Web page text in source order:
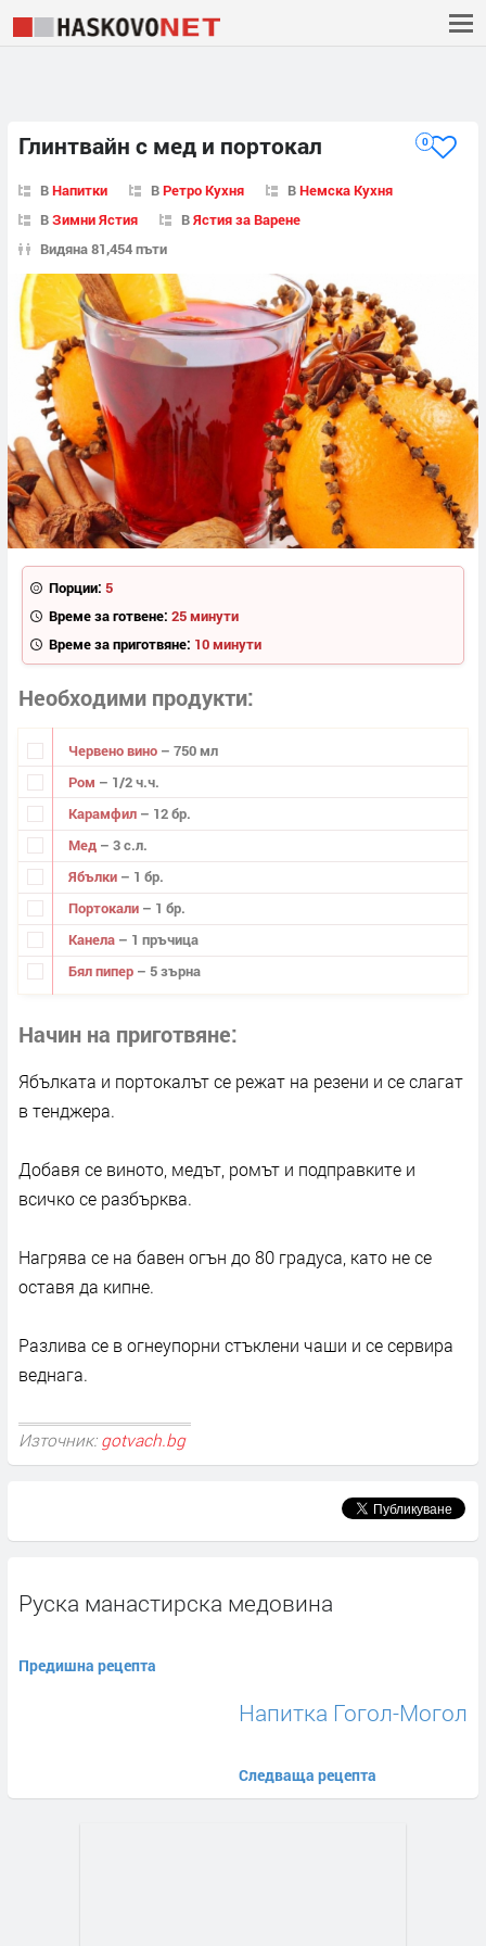
Глинтвайн с мед и портокал 0
ВНапитки ВРетро Кухня ВНемска Кухня
ВЗимни Ястия ВЯстия за Варене
Видяна 81,454 пъти
Порции: 5
Време за готвене: 25 минути
Време за приготвяне: 10 минути
Необходими продукти
Червено вино – 750 мл
Ром – 1/2 ч.ч.
Карамфил – 12 бр.
Мед – 3 с.л.
Ябълки – 1 бр.
Портокали – 1 бр.
Канела – 1 пръчица
Бял пипер – 5 зърна
Начин на приготвяне
Ябълката и портокалът се режат на резени и се слагат
в тенджера.
Добавя се виното, медът, ромът и подправките и
всичко се разбърква.
Нагрява се на бавен огън до 80 градуса, като не се
оставя да кипне.
Разлива се в огнеупорни стъклени чаши и се сервира
веднага.
Източник: gotvach.bg
Руска манастирска медовина
Предишна рецепта
Напитка Гогол-Могол
Следваща рецепта